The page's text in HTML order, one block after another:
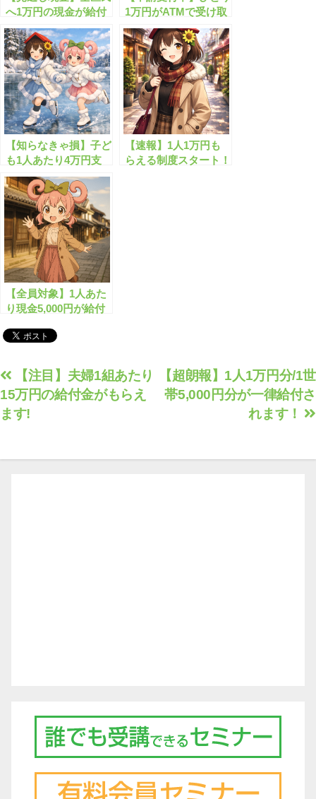
へ1万円の現金が給付
されています！！
1万円がATMで受け取
れます！
【知らなきゃ損】子ど
も1人あたり4万円支
給！対象者は今すぐ確
認！
【速報】1人1万円も
らえる制度スタート！
【全員対象】1人あた
り現金5,000円が給付
5,000円加算
投
稿
ナ
ゲ
【超朗報】1人1万円分/1世
帯5,000円分が一律給付さ
れます！
【注目】夫婦1組あたり
15万円の給付金がもらえ
ます!